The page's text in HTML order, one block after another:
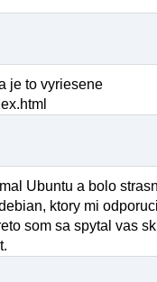
je to vyriesene
Ubuntu a bolo
ktory mi
som sa spytal vas